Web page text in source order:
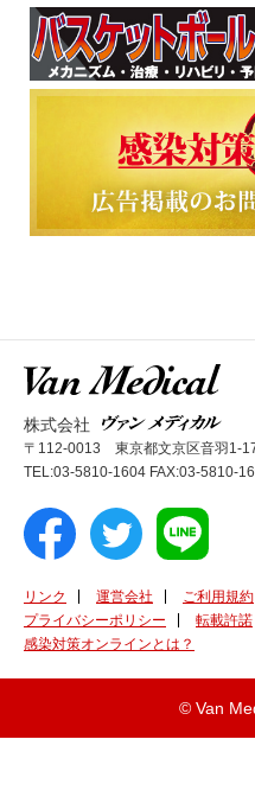
株式会社
〒112-0013 東京都文京区音羽1-
TEL:03-5810-1604 FAX:03-5810-
リンク 運営会社
ご利用規約
プライバシーポリシー
転載許諾
感染対策オンラインとは？
© Van